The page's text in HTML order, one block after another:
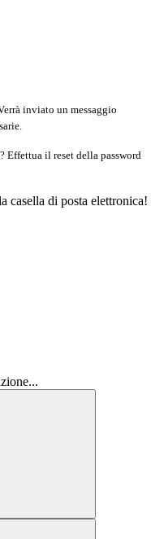
inviato un messaggio
Effettua il reset della password
casella di posta elettronica!